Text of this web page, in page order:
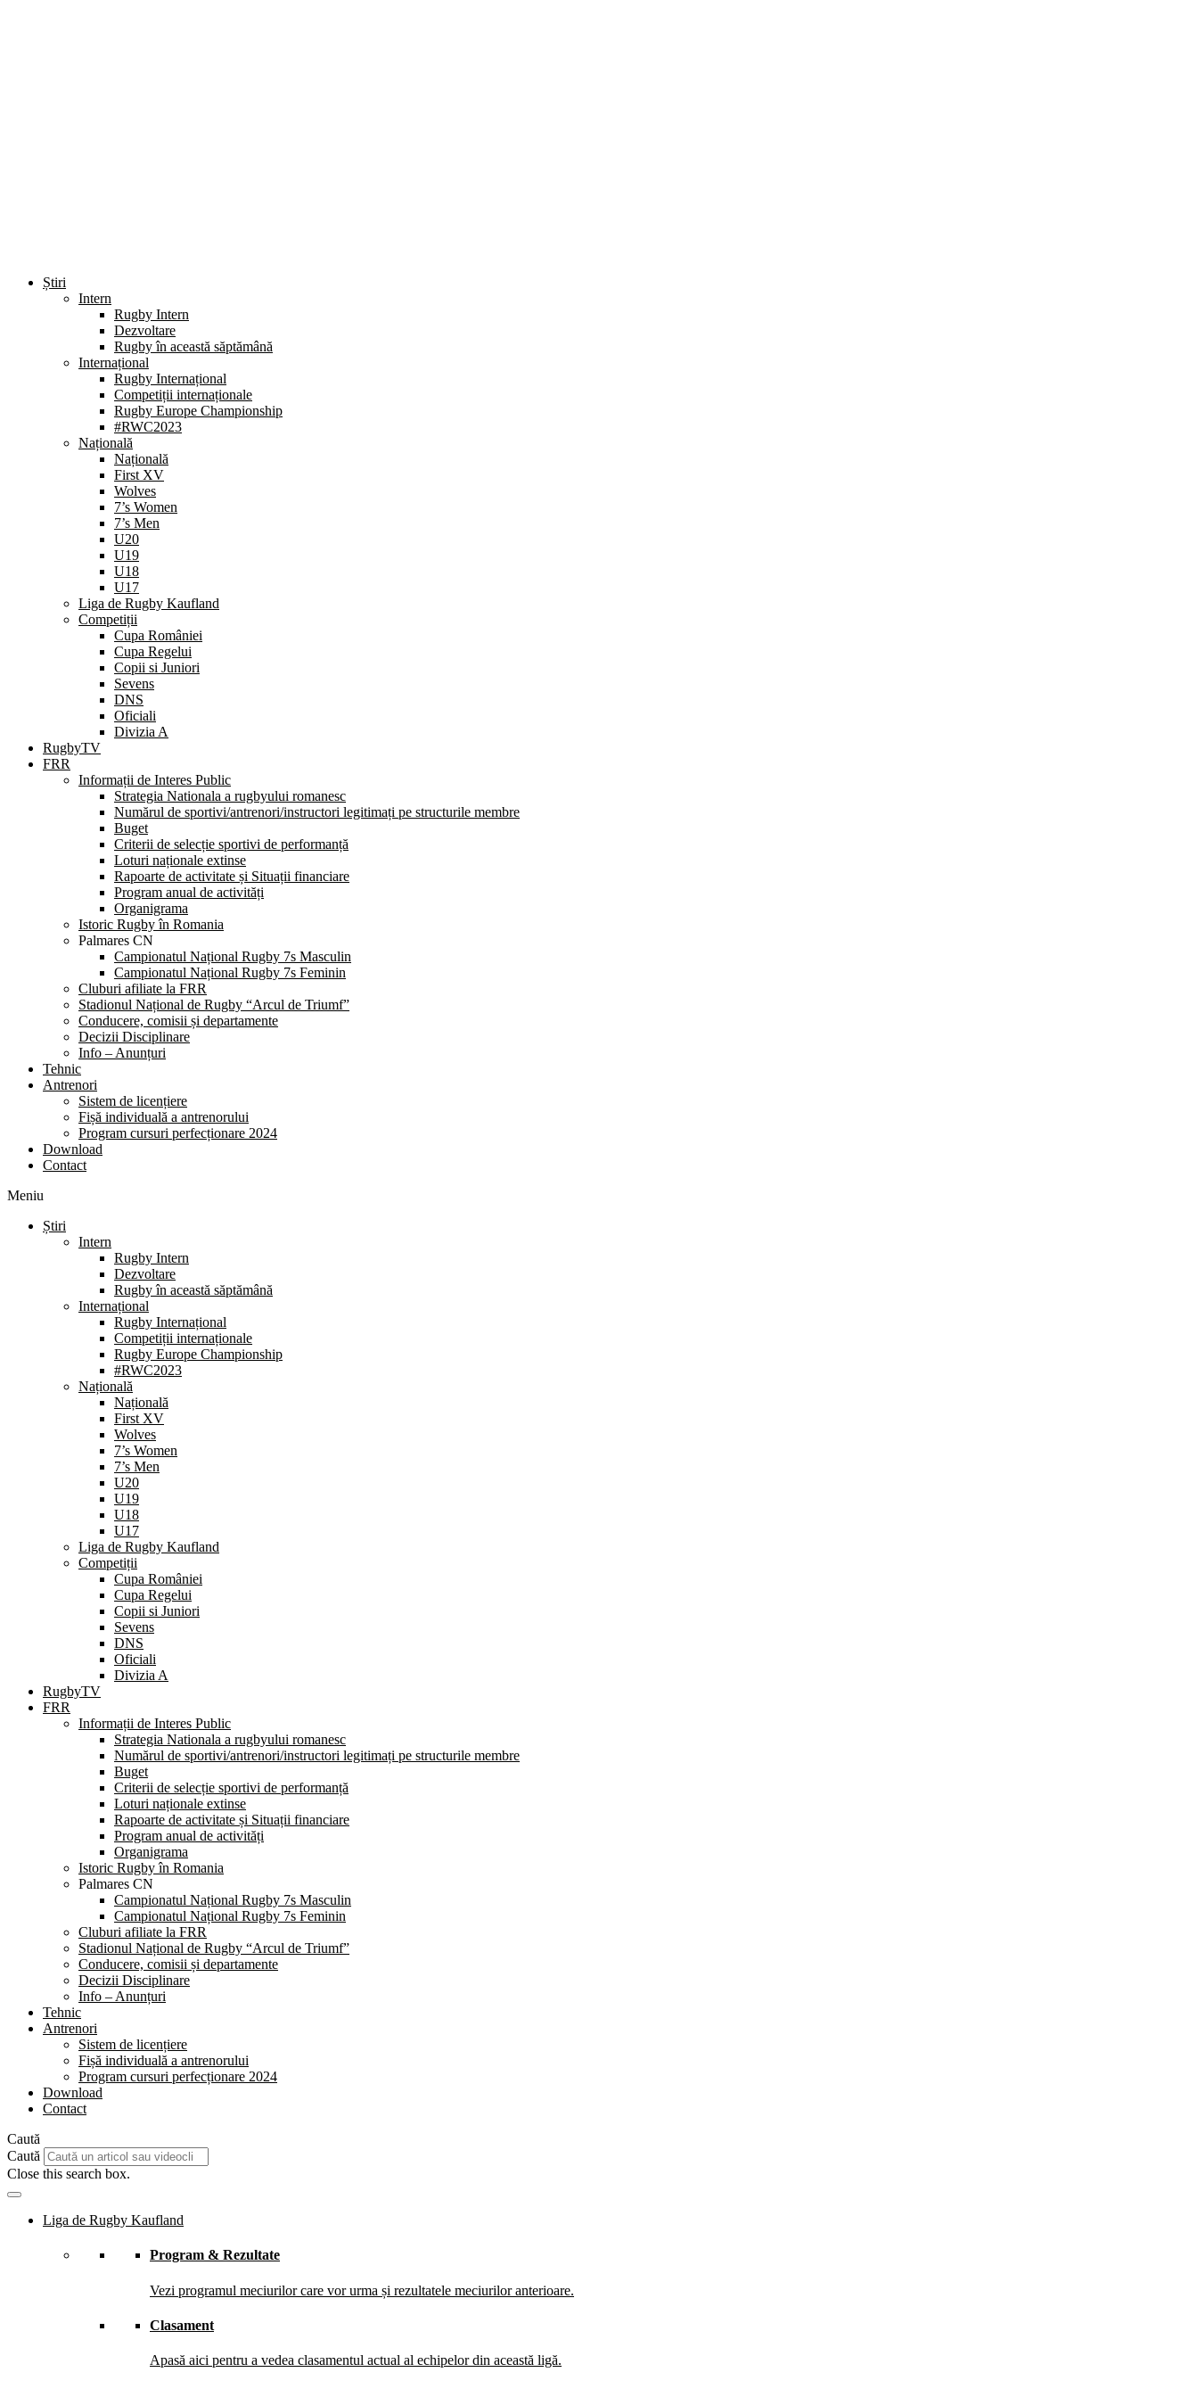
Știri
Intern
Rugby Intern
Dezvoltare
Rugby în această săptămână
Internațional
Rugby Internațional
Competiții internaționale
Rugby Europe Championship
#RWC2023
Națională
Națională
First XV
Wolves
7’s Women
7’s Men
U20
U19
U18
U17
Liga de Rugby Kaufland
Competiții
Cupa României
Cupa Regelui
Copii si Juniori
Sevens
DNS
Oficiali
Divizia A
RugbyTV
FRR
Informații de Interes Public
Strategia Nationala a rugbyului romanesc
Numărul de sportivi/antrenori/instructori legitimați pe structurile membre
Buget
Criterii de selecție sportivi de performanță
Loturi naționale extinse
Rapoarte de activitate și Situații financiare
Program anual de activități
Organigrama
Istoric Rugby în Romania
Palmares CN
Campionatul Național Rugby 7s Masculin
Campionatul Național Rugby 7s Feminin
Cluburi afiliate la FRR
Stadionul Național de Rugby “Arcul de Triumf”
Conducere, comisii și departamente
Decizii Disciplinare
Info – Anunțuri
Tehnic
Antrenori
Sistem de licențiere
Fișă individuală a antrenorului
Program cursuri perfecționare 2024
Download
Contact
Meniu
Știri
Intern
Rugby Intern
Dezvoltare
Rugby în această săptămână
Internațional
Rugby Internațional
Competiții internaționale
Rugby Europe Championship
#RWC2023
Națională
Națională
First XV
Wolves
7’s Women
7’s Men
U20
U19
U18
U17
Liga de Rugby Kaufland
Competiții
Cupa României
Cupa Regelui
Copii si Juniori
Sevens
DNS
Oficiali
Divizia A
RugbyTV
FRR
Informații de Interes Public
Strategia Nationala a rugbyului romanesc
Numărul de sportivi/antrenori/instructori legitimați pe structurile membre
Buget
Criterii de selecție sportivi de performanță
Loturi naționale extinse
Rapoarte de activitate și Situații financiare
Program anual de activități
Organigrama
Istoric Rugby în Romania
Palmares CN
Campionatul Național Rugby 7s Masculin
Campionatul Național Rugby 7s Feminin
Cluburi afiliate la FRR
Stadionul Național de Rugby “Arcul de Triumf”
Conducere, comisii și departamente
Decizii Disciplinare
Info – Anunțuri
Tehnic
Antrenori
Sistem de licențiere
Fișă individuală a antrenorului
Program cursuri perfecționare 2024
Download
Contact
Caută
Caută
Close this search box.
Liga de Rugby Kaufland
Program & Rezultate
Vezi programul meciurilor care vor urma și rezultatele meciurilor anterioare.
Clasament
Apasă aici pentru a vedea clasamentul actual al echipelor din această ligă.